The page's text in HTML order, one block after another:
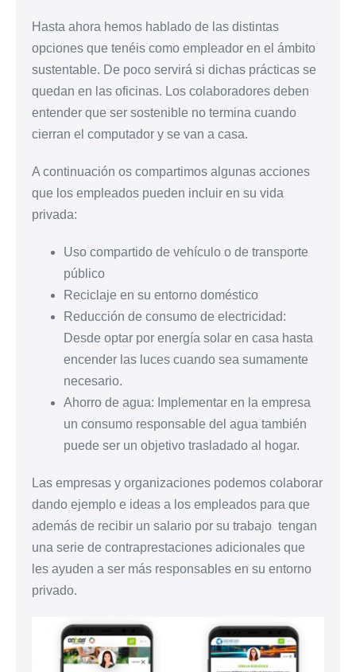
Hasta ahora hemos hablado de las distintas
opciones que tenéis como empleador en el ámbito
sustentable. De poco servirá si dichas prácticas se
quedan en las oficinas. Los colaboradores deben
entender que ser sostenible no termina cuando
cierran el computador y se van a casa.
A continuación os compartimos algunas acciones
que los empleados pueden incluir en su vida
privada:
Uso compartido de vehículo o de transporte
público
Reciclaje en su entorno doméstico
Reducción de consumo de electricidad:
Desde optar por energía solar en casa hasta
encender las luces cuando sea sumamente
necesario.
Ahorro de agua: Implementar en la empresa
un consumo responsable del agua también
puede ser un objetivo trasladado al hogar.
Las empresas y organizaciones podemos colaborar
dando ejemplo e ideas a los empleados para que
además de recibir un salario por su trabajo tengan
una serie de contraprestaciones adicionales que
les ayuden a ser más responsables en su entorno
privado.